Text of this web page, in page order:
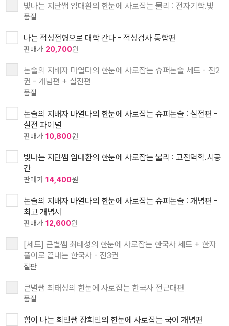
빛나는 지단쌤 임대환의 한눈에 사로잡는 물리 : 전자기학.빛
품절
나는 적성전형으로 대학 간다 - 적성검사 통합편
판매가 20,700원
논술의 지배자 마열다의 한눈에 사로잡는 슈퍼논술 세트 - 전2
권 - 개념편 + 실전편
품절
논술의 지배자 마열다의 한눈에 사로잡는 슈퍼논술 : 실전편 -
실전 파이널
판매가 10,800원
빛나는 지단쌤 임대환의 한눈에 사로잡는 물리 : 고전역학.시공
간
판매가 14,400원
논술의 지배자 마열다의 한눈에 사로잡는 슈퍼논술 : 개념편 -
최고 개념서
판매가 12,600원
[세트] 큰별쌤 최태성의 한눈에 사로잡는 한국사 세트 + 한자
풀이로 끝내는 한국사 - 전3권
절판
큰별쌤 최태성의 한눈에 사로잡는 한국사 전근대편
품절
힘이 나는 희민쌤 장희민의 한눈에 사로잡는 국어 개념편